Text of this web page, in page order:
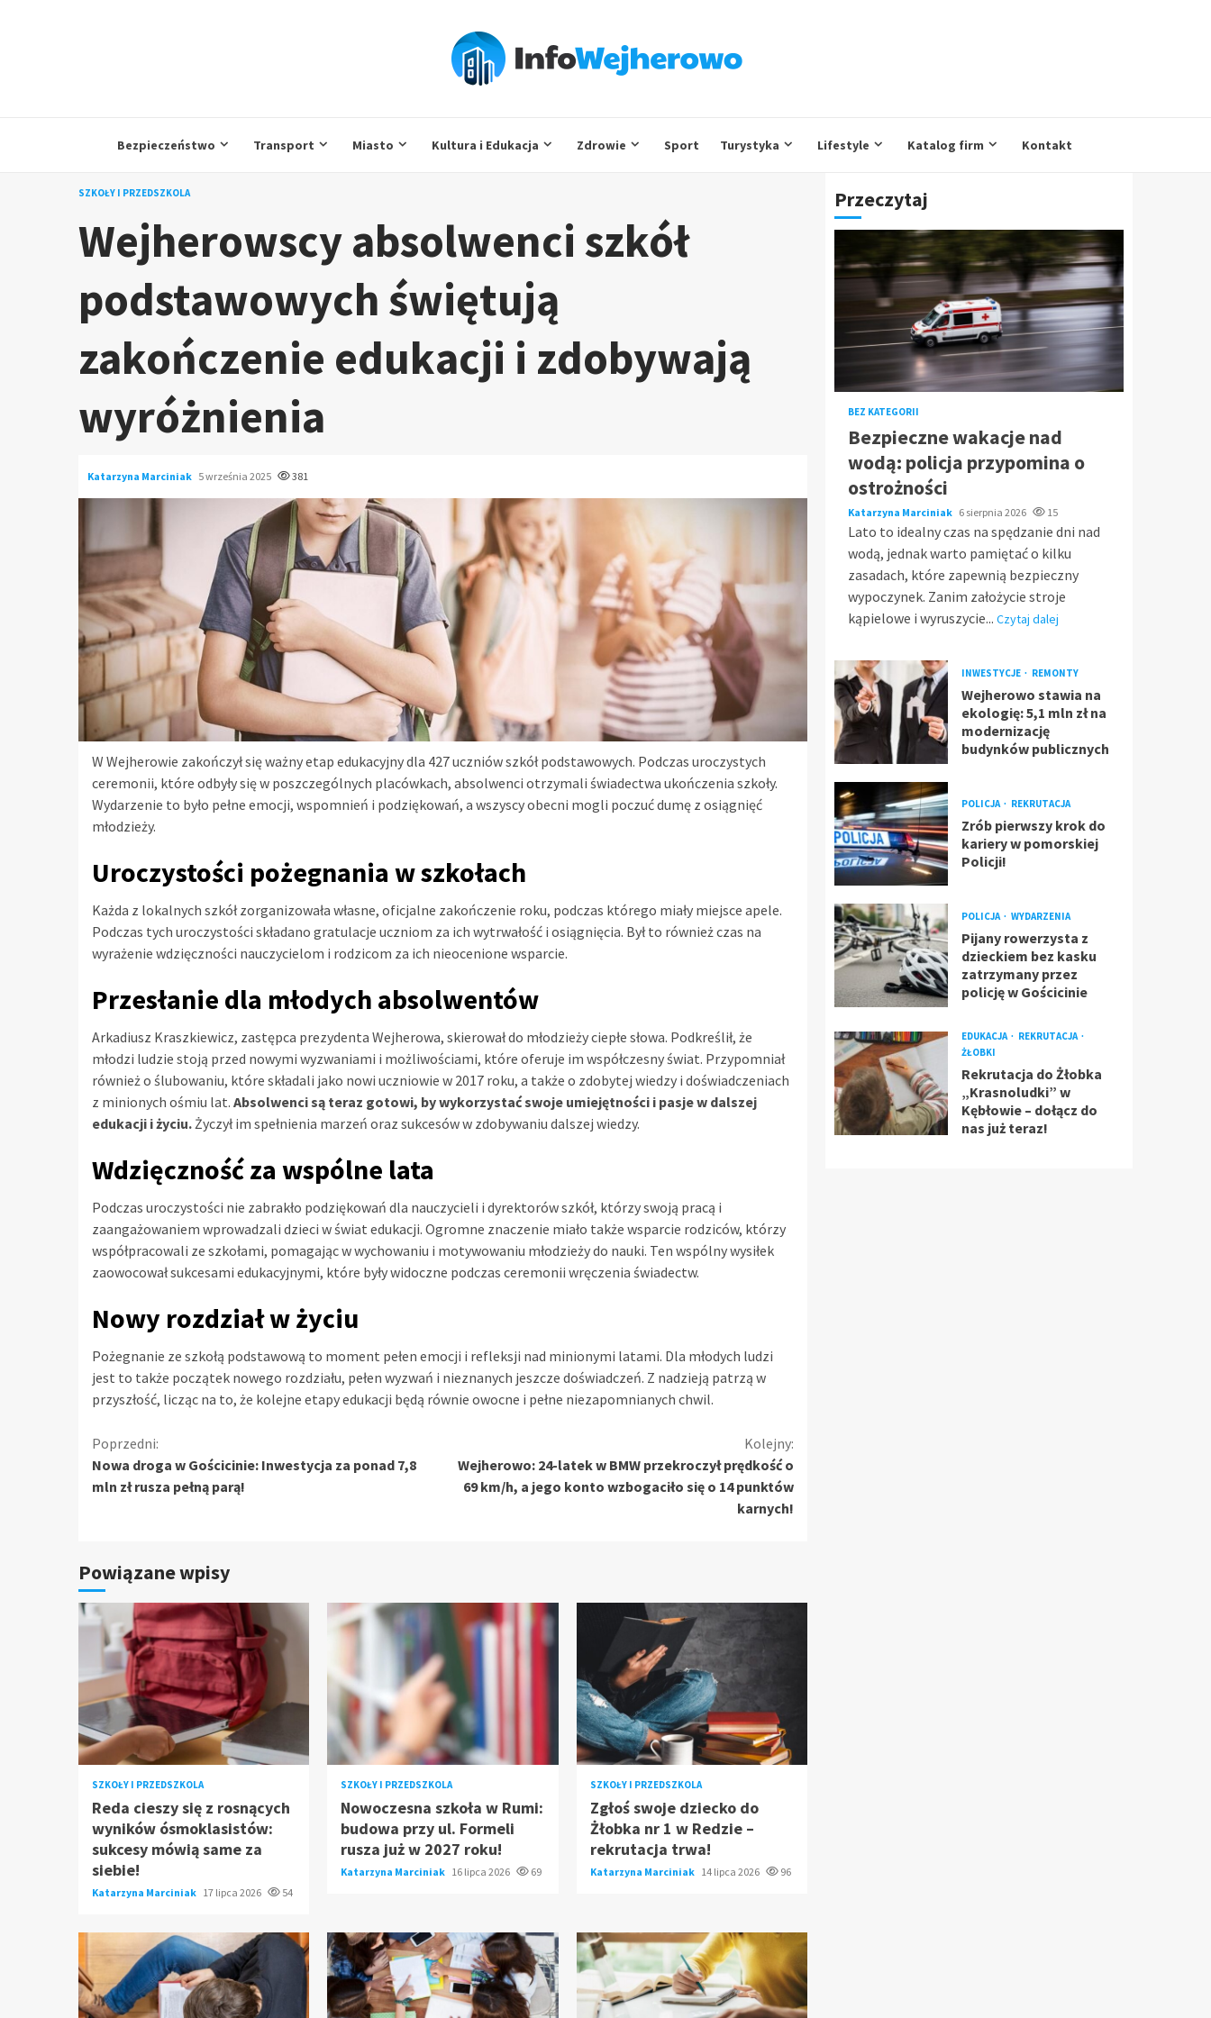
Bezpieczeństwo Transport Miasto Kultura i Edukacja Zdrowie Sport Turystyka Lifestyle Katalog firm Kontakt
SZKOŁY I PRZEDSZKOLA
Wejherowscy absolwenci szkół
podstawowych świętują
zakończenie edukacji i zdobywają
wyróżnienia
Katarzyna Marciniak 5 września 2025 381
W Wejherowie zakończył się ważny etap edukacyjny dla 427 uczniów szkół podstawowych. Podczas uroczystych
ceremonii, które odbyły się w poszczególnych placówkach, absolwenci otrzymali świadectwa ukończenia szkoły.
Wydarzenie to było pełne emocji, wspomnień i podziękowań, a wszyscy obecni mogli poczuć dumę z osiągnięć
młodzieży.
Uroczystości pożegnania w szkołach
Każda z lokalnych szkół zorganizowała własne, oficjalne zakończenie roku, podczas którego miały miejsce apele.
Podczas tych uroczystości składano gratulacje uczniom za ich wytrwałość i osiągnięcia. Był to również czas na
wyrażenie wdzięczności nauczycielom i rodzicom za ich nieocenione wsparcie.
Przesłanie dla młodych absolwentów
Arkadiusz Kraszkiewicz, zastępca prezydenta Wejherowa, skierował do młodzieży ciepłe słowa. Podkreślił, że
młodzi ludzie stoją przed nowymi wyzwaniami i możliwościami, które oferuje im współczesny świat. Przypomniał
również o ślubowaniu, które składali jako nowi uczniowie w 2017 roku, a także o zdobytej wiedzy i doświadczeniach
z minionych ośmiu lat. Absolwenci są teraz gotowi, by wykorzystać swoje umiejętności i pasje w dalszej
edukacji i życiu.Życzył im spełnienia marzeń oraz sukcesów w zdobywaniu dalszej wiedzy.
Wdzięczność za wspólne lata
Podczas uroczystości nie zabrakło podziękowań dla nauczycieli i dyrektorów szkół, którzy swoją pracą i
zaangażowaniem wprowadzali dzieci w świat edukacji. Ogromne znaczenie miało także wsparcie rodziców, którzy
współpracowali ze szkołami, pomagając w wychowaniu i motywowaniu młodzieży do nauki. Ten wspólny wysiłek
zaowocował sukcesami edukacyjnymi, które były widoczne podczas ceremonii wręczenia świadectw.
Nowy rozdział w życiu
Pożegnanie ze szkołą podstawową to moment pełen emocji i refleksji nad minionymi latami. Dla młodych ludzi
jest to także początek nowego rozdziału, pełen wyzwań i nieznanych jeszcze doświadczeń. Z nadzieją patrzą w
przyszłość, licząc na to, że kolejne etapy edukacji będą równie owocne i pełne niezapomnianych chwil.
Kontynuuj
czytanie
Poprzedni:
Nowa droga w Gościcinie: Inwestycja za ponad 7,8
mln zł rusza pełną parą!
Kolejny:
Wejherowo: 24-latek w BMW przekroczył prędkość o
69 km/h, a jego konto wzbogaciło się o 14 punktów
karnych!
Powiązane wpisy
SZKOŁY I PRZEDSZKOLA
Reda cieszy się z rosnących
wyników ósmoklasistów:
sukcesy mówią same za
siebie!
Katarzyna Marciniak 17 lipca 2026 54
SZKOŁY I PRZEDSZKOLA
Nowoczesna szkoła w Rumi:
budowa przy ul. Formeli
rusza już w 2027 roku!
Katarzyna Marciniak 16 lipca 2026 69
SZKOŁY I PRZEDSZKOLA
Zgłoś swoje dziecko do
Żłobka nr 1 w Redzie –
rekrutacja trwa!
Katarzyna Marciniak 14 lipca 2026 96
Przeczytaj
BEZ KATEGORII
Bezpieczne wakacje nad
wodą: policja przypomina o
ostrożności
Katarzyna Marciniak 6 sierpnia 2026 15
Lato to idealny czas na spędzanie dni nad
wodą, jednak warto pamiętać o kilku
zasadach, które zapewnią bezpieczny
wypoczynek. Zanim założycie stroje
kąpielowe i wyruszycie... Czytaj dalej
INWESTYCJE REMONTY
Wejherowo stawia na
ekologię: 5,1 mln zł na
modernizację
budynków publicznych
POLICJA REKRUTACJA
Zrób pierwszy krok do
kariery w pomorskiej
Policji!
POLICJA WYDARZENIA
Pijany rowerzysta z
dzieckiem bez kasku
zatrzymany przez
policję w Gościcinie
EDUKACJA
REKRUTACJA
ŻŁOBKI
Rekrutacja do Żłobka
„Krasnoludki” w
Kębłowie – dołącz do
nas już teraz!